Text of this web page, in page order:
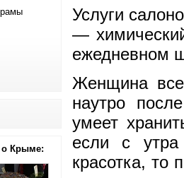
о Крыме:
Услуги
—
ежедневном
Женщина
наутро
умеет
если с
красотка, то